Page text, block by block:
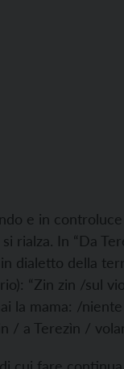
e in
rialza. In “Da
dialetto della
“Zin zin /sul
la mama: /
/ a Terezìn /